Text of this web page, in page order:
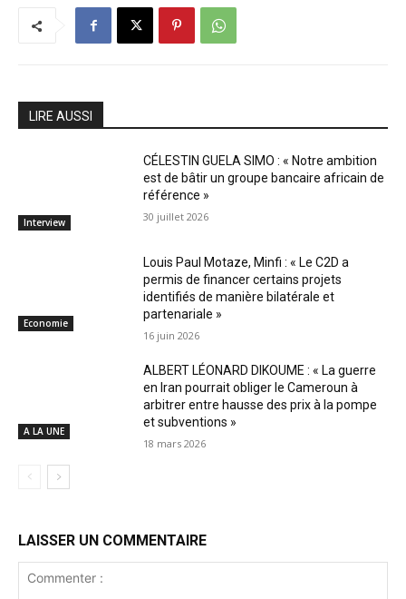
LIRE AUSSI
Interview
CÉLESTIN GUELA SIMO : « Notre ambition
est de bâtir un groupe bancaire africain de
référence »
30 juillet 2026
Economie
Louis Paul Motaze, Minfi : « Le C2D a
permis de financer certains projets
identifiés de manière bilatérale et
partenariale »
16 juin 2026
A LA UNE
ALBERT LÉONARD DIKOUME : « La guerre
en Iran pourrait obliger le Cameroun à
arbitrer entre hausse des prix à la pompe
et subventions »
18 mars 2026
LAISSER UN COMMENTAIRE